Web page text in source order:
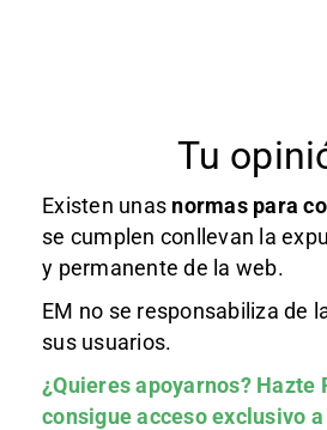
Tu
Existen unas normas para
se cumplen conllevan la
y permanente de la web.
EM no se responsabiliza de
sus usuarios.
¿Quieres apoyarnos? Hazte
consigue acceso exclusivo